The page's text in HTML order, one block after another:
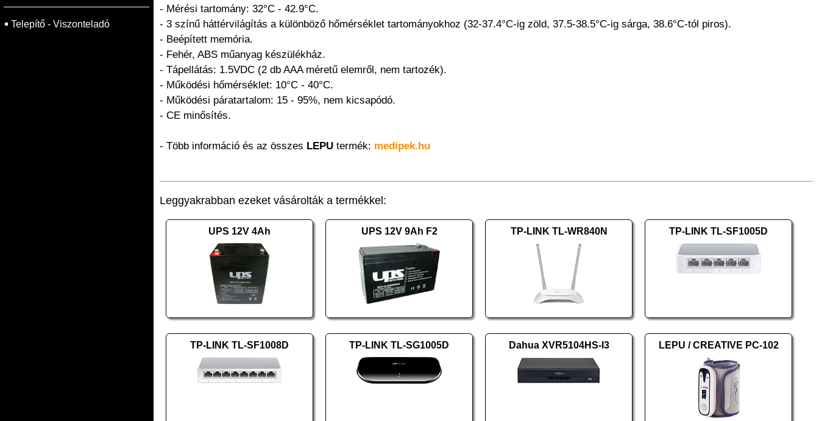
Telepítő - Viszonteladó
- Mérési tartomány: 32°C - 42.9°C.
- 3 színű háttérvilágítás a különböző hőmérséklet tartományokhoz (32-37.4°C-ig zöld, 37.5-38.5°C-ig sárga, 38.6°C-tól piros).
- Beépített memória.
- Fehér, ABS műanyag készülékház.
- Tápellátás: 1.5VDC (2 db AAA méretű elemről, nem tartozék).
- Működési hőmérséklet: 10°C - 40°C.
- Működési páratartalom: 15 - 95%, nem kicsapódó.
- CE minősítés.
- Több információ és az összes LEPU termék: medipek.hu
Leggyakrabban ezeket vásárolták a termékkel:
UPS 12V 4Ah UPS 12V 9Ah F2 TP-LINK TL-WR840N TP-LINK TL-SF1005D
TP-LINK TL-SF1008D TP-LINK TL-SG1005D Dahua XVR5104HS-I3 LEPU / CREATIVE PC-102